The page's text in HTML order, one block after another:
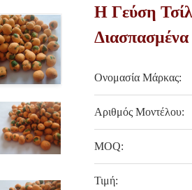
Η Γεύση
Ονομασία Μάρκας:
Αριθμός Μοντέλου:
MOQ:
Τιμή: